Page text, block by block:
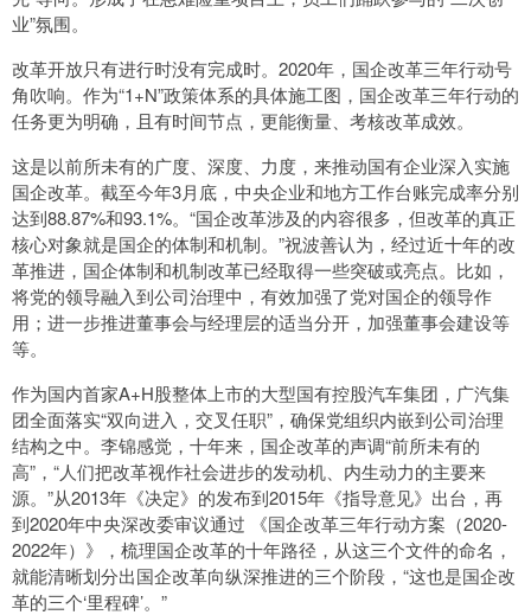
业”氛围。
改革开放只有进行时没有完成时。2020年，国企改革三年行动号
角吹响。作为“1+N”政策体系的具体施工图，国企改革三年行动的
任务更为明确，且有时间节点，更能衡量、考核改革成效。
这是以前所未有的广度、深度、力度，来推动国有企业深入实施
国企改革。截至今年3月底，中央企业和地方工作台账完成率分别
达到88.87%和93.1%。“国企改革涉及的内容很多，但改革的真正
核心对象就是国企的体制和机制。”祝波善认为，经过近十年的改
革推进，国企体制和机制改革已经取得一些突破或亮点。比如，
将党的领导融入到公司治理中，有效加强了党对国企的领导作
用；进一步推进董事会与经理层的适当分开，加强董事会建设等
等。
作为国内首家A+H股整体上市的大型国有控股汽车集团，广汽集
团全面落实“双向进入，交叉任职”，确保党组织内嵌到公司治理
结构之中。李锦感觉，十年来，国企改革的声调“前所未有的
高”，“人们把改革视作社会进步的发动机、内生动力的主要来
源。”从2013年《决定》的发布到2015年《指导意见》出台，再
到2020年中央深改委审议通过 《国企改革三年行动方案（2020-
2022年）》，梳理国企改革的十年路径，从这三个文件的命名，
就能清晰划分出国企改革向纵深推进的三个阶段，“这也是国企改
革的三个‘里程碑’。”